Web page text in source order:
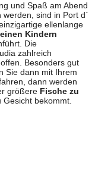
und Spaß am Abend
sind in Port d`
ellenlange
Kindern
Die
zahlreich
Besonders gut
Sie dann mit Ihrem
dann werden
größere Fische zu
Gesicht bekommt.